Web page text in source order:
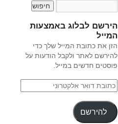
הירשם לבלוג באמצעות
המייל
הזן את כתובת המייל שלך כדי
להירשם לאתר ולקבל הודעות על
פוסטים חדשים במייל.
להירשם